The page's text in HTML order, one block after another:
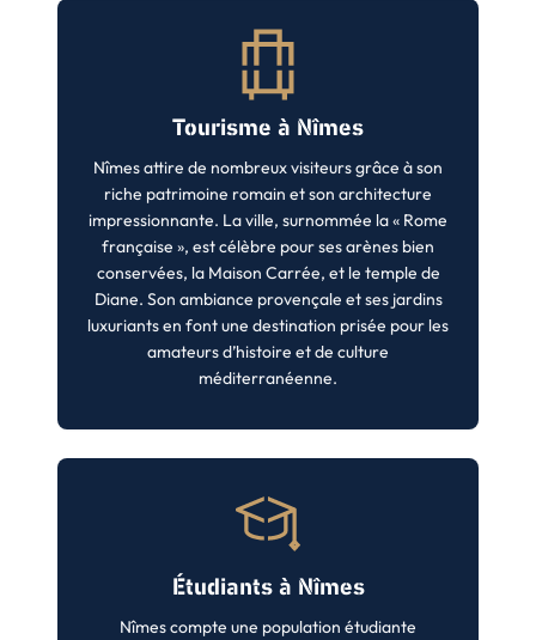
Tourisme à Nîmes
Nîmes attire de nombreux visiteurs grâce à son
riche patrimoine romain et son architecture
impressionnante. La ville, surnommée la « Rome
française », est célèbre pour ses arènes bien
conservées, la Maison Carrée, et le temple de
Diane. Son ambiance provençale et ses jardins
luxuriants en font une destination prisée pour les
amateurs d’histoire et de culture
méditerranéenne.
Étudiants à Nîmes
Nîmes compte une population étudiante